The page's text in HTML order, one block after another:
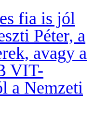
fia is jól
Péter, a
avagy a
VIT-
a Nemzeti